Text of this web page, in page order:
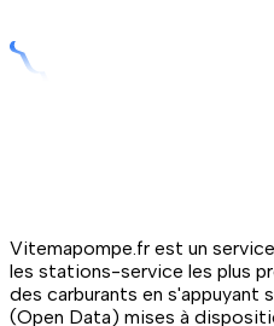
Vitemapompe.fr est un
les stations-service les plus
des carburants en s'appuyant
(Open Data) mises à